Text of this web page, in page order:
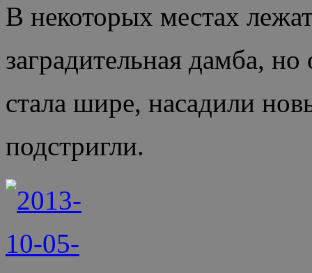
В некоторых местах
заградительная дамба,
стала шире, насадили
подстригли.